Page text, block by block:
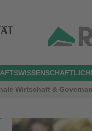
Wirtschaft &